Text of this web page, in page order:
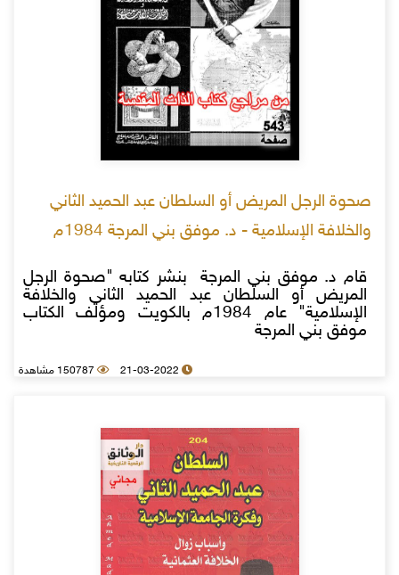
صحوة الرجل المريض أو السلطان عبد الحميد الثاني
والخلافة الإسلامية - د. موفق بني المرجة 1984م
قام د. موفق بني المرجة بنشر كتابه "صحوة الرجل
المريض أو السلطان عبد الحميد الثاني والخلافة
الإسلامية" عام 1984م بالكويت ومؤلف الكتاب
موفق بني المرجة
21-03-2022 150787 مشاهدة